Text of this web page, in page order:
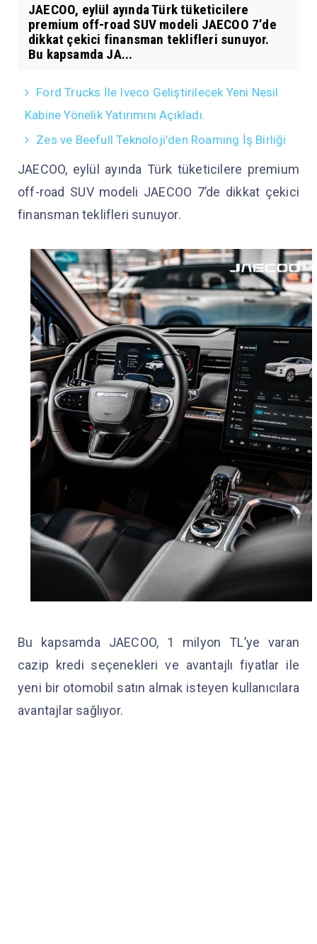
JAECOO, eylül ayında Türk tüketicilere
premium off-road SUV modeli JAECOO 7’de
dikkat çekici finansman teklifleri sunuyor.
Bu kapsamda JA...
Ford Trucks İle Iveco Geliştirilecek Yeni Nesil
Kabine Yönelik Yatırımını Açıkladı.
Zes ve Beefull Teknoloji’den Roaming İş Birliği
JAECOO, eylül ayında Türk tüketicilere premium
off-road SUV modeli JAECOO 7’de dikkat çekici
finansman teklifleri sunuyor.
Bu kapsamda JAECOO, 1 milyon TL’ye varan
cazip kredi seçenekleri ve avantajlı fiyatlar ile
yeni bir otomobil satın almak isteyen kullanıcılara
avantajlar sağlıyor.